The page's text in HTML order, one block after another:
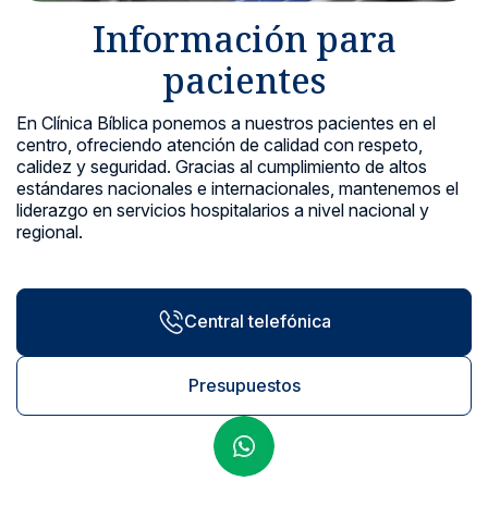
Noticias y blog
Información para
pacientes
En Clínica Bíblica ponemos a nuestros pacientes en el
centro, ofreciendo atención de calidad con respeto,
calidez y seguridad. Gracias al cumplimiento de altos
estándares nacionales e internacionales, mantenemos el
liderazgo en servicios hospitalarios a nivel nacional y
regional.
Central telefónica
Presupuestos